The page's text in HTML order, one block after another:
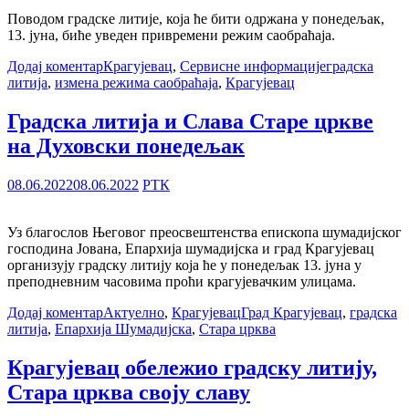
Поводом градске литије, која ће бити одржана у понедељак,
13. јуна, биће уведен привремени режим саобраћаја.
Додај коментарКрагујевац, Сервисне информацијеградска
литија, измена режима саобраћаја, Крагујевац
Градска литија и Слава Старе цркве
на Духовски понедељак
08.06.202208.06.2022 РТК
Уз благослов Његовог преосвештенства епископа шумадијског
господина Јована, Епархија шумадијска и град Крагујевац
организују градску литију која ће у понедељак 13. јуна у
преподневним часовима проћи крагујевачким улицама.
Додај коментарАктуелно, КрагујевацГрад Крагујевац, градска
литија, Епархија Шумадијска, Стара црква
Крагујевац обележио градску литију,
Стара црква своју славу